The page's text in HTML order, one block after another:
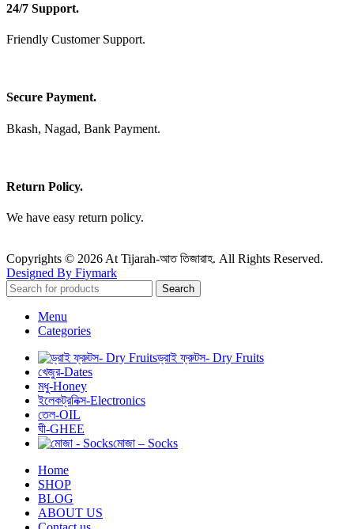
24/7 Support.
Friendly Customer Support.
Secure Payment.
Bkash, Nagad, Bank Payment.
Return Policy.
We have easy return policy.
Copyrights © 2026 At Tijarah-আত তিজারাহ. All Rights Reserved.
Designed By Fiymark
Search
Menu
Categories
ড্রাই ফ্রুটস- Dry Fruits
খেজুর-Dates
মধু-Honey
ইলেকট্রনিক্স-Electronics
তেল-OIL
ঘী-GHEE
মোজা – Socks
Home
SHOP
BLOG
ABOUT US